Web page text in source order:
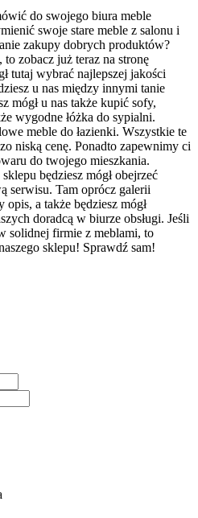
do swojego biura meble
swoje stare meble z salonu i
zakupy dobrych produktów?
to zobacz już teraz na stronę
tutaj wybrać najlepszej jakości
u nas między innymi tanie
mógł u nas także kupić sofy,
wygodne łóżka do sypialni.
meble do łazienki. Wszystkie te
niską cenę. Ponadto zapewnimy ci
do twojego mieszkania.
będziesz mógł obejrzeć
serwisu. Tam oprócz galerii
a także będziesz mógł
doradcą w biurze obsługi. Jeśli
solidnej firmie z meblami, to
sklepu! Sprawdź sam!